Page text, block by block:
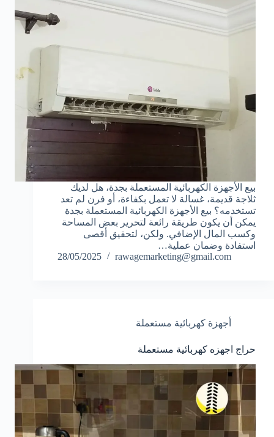
بيع الأجهزة الكهربائية المستعملة بجدة، هل لديك
ثلاجة قديمة، غسالة لا تعمل بكفاءة، أو فرن لم تعد
تستخدمه؟ بيع الأجهزة الكهربائية المستعملة بجدة
يمكن أن يكون طريقة رائعة لتحرير بعض المساحة
وكسب المال الإضافي. ولكن، لتحقيق أقصى
استفادة وضمان عملية…
rawagemarketing@gmail.com
28/05/2025
أجهزة كهربائية مستعملة
حراج اجهزه كهربائية مستعملة